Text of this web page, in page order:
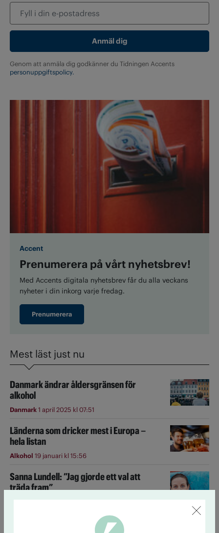
Genom att anmäla dig godkänner du Tidningen Accents
personuppgiftspolicy.
Accent
Prenumerera på vårt nyhetsbrev!
Med Accents digitala nyhetsbrev får du alla veckans
nyheter i din inkorg varje fredag.
Prenumerera
Mest läst just nu
Danmark ändrar åldersgränsen för
alkohol
Danmark1 april 2025 kl 07:51
Länderna som dricker mest i Europa –
hela listan
Alkohol 19 januari kl 15:56
Sanna Lundell: ”Jag gjorde ett val att
träda fram”
Personporträtt8 april 2024 kl 15:30
Ingegerd Andersson, medlem sedan 85